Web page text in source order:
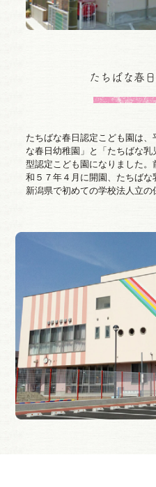
たちばな春
たちばな春日認定こども園は
な春日幼稚園」と「たちばな
型認定こども園になりました
和５７年４月に開園、たちば
新潟県で初めての学校法人立の